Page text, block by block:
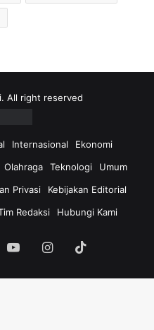
All right reserved
Internasional
Ekonomi
Olahraga Teknologi
Umum
Privasi
Kebijakan Editorial
Redaksi Hubungi Kami
YouTubeInstagram